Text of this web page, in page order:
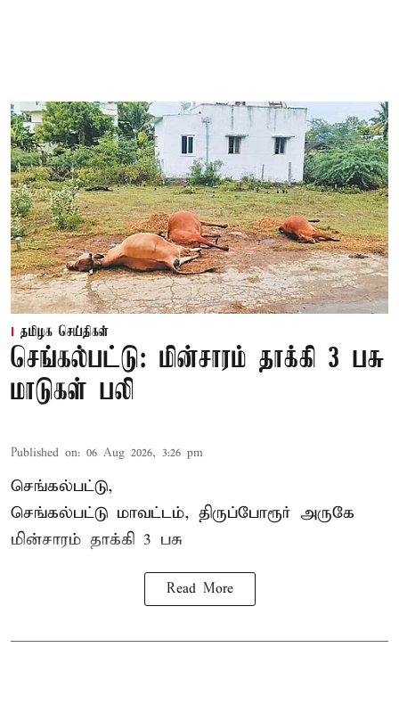
தமிழக செய்திகள்
செங்கல்பட்டு: மின்சாரம் தாக்கி 3 பசு
மாடுகள் பலி
Published on: 06 Aug 2026, 3:26 pm
செங்கல்பட்டு,
செங்கல்பட்டு மாவட்டம், திருப்போரூர் அருகே
மின்சாரம் தாக்கி 3 பசு
Read More